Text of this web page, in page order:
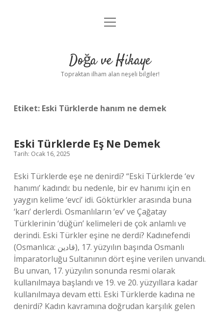
Anasayfa
Yasal Uyarı
menüyü
Doğa ve Hikaye
Topraktan ilham alan neşeli bilgiler!
Etiket: Eski Türklerde hanım ne demek
Eski Türklerde Eş Ne Demek
Tarih: Ocak 16, 2025
Eski Türklerde eşe ne denirdi? “Eski Türklerde ‘ev
hanımı’ kadındı: bu nedenle, bir ev hanımı için en
yaygın kelime ‘evci’ idi. Göktürkler arasında buna
‘karı’ derlerdi. Osmanlıların ‘ev’ ve Çağatay
Türklerinin ‘düğün’ kelimeleri de çok anlamlı ve
derindi. Eski Türkler eşine ne derdi? Kadınefendi
(Osmanlıca: قادین), 17. yüzyılın başında Osmanlı
İmparatorluğu Sultanının dört eşine verilen unvandı.
Bu unvan, 17. yüzyılın sonunda resmi olarak
kullanılmaya başlandı ve 19. ve 20. yüzyıllara kadar
kullanılmaya devam etti. Eski Türklerde kadına ne
denirdi? Kadın kavramına doğrudan karşılık gelen